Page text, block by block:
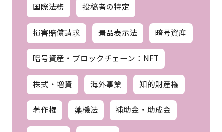
国際法務 投稿者の特定
損害賠償請求 景品表示法 暗号資産
暗号資産・ブロックチェーン：NFT
株式・増資 海外事業 知的財産権
著作権 薬機法 補助金・助成金